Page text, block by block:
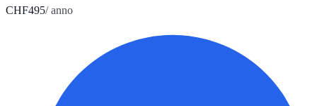
CHF495/ anno